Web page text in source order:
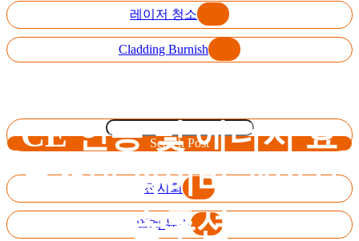
레이저 청소
Cladding Burnish
Search Post
전시회
업계 뉴스
CE 인증 및 에너지 효
율적인 파이버 레이저
솔루션